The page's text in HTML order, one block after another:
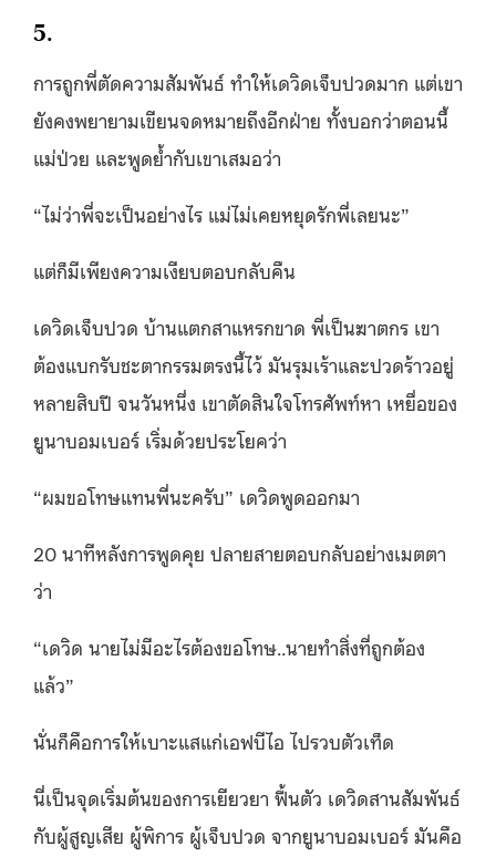
5.
การถูกพี่ตัดความสัมพันธ์ ทำให้เดวิดเจ็บปวดมาก แต่เขา
ยังคงพยายามเขียนจดหมายถึงอีกฝ่าย ทั้งบอกว่าตอนนี้
แม่ป่วย และพูดย้ำกับเขาเสมอว่า
“ไม่ว่าพี่จะเป็นอย่างไร แม่ไม่เคยหยุดรักพี่เลยนะ”
แต่ก็มีเพียงความเงียบตอบกลับคืน
เดวิดเจ็บปวด บ้านแตกสาแหรกขาด พี่เป็นฆาตกร เขา
ต้องแบกรับชะตากรรมตรงนี้ไว้ มันรุมเร้าและปวดร้าวอยู่
หลายสิบปี จนวันหนึ่ง เขาตัดสินใจโทรศัพท์หา เหยื่อของ
ยูนาบอมเบอร์ เริ่มด้วยประโยคว่า
“ผมขอโทษแทนพี่นะครับ” เดวิดพูดออกมา
20 นาทีหลังการพูดคุย ปลายสายตอบกลับอย่างเมตตา
ว่า
“เดวิด นายไม่มีอะไรต้องขอโทษ..นายทำสิ่งที่ถูกต้อง
แล้ว”
นั่นก็คือการให้เบาะแสแก่เอฟบีไอ ไปรวบตัวเท็ด
นี่เป็นจุดเริ่มต้นของการเยียวยา ฟื้นตัว เดวิดสานสัมพันธ์
กับผู้สูญเสีย ผู้พิการ ผู้เจ็บปวด จากยูนาบอมเบอร์ มันคือ